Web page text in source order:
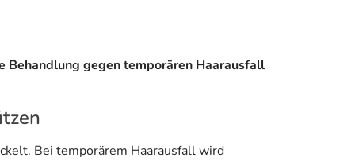
Behandlung gegen temporären Haarausfall
Bei temporärem Haarausfall wird